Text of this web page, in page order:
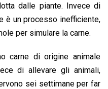
dalle piante. Invece di
è un processo inefficiente,
per simulare la carne.
carne di origine animale
di allevare gli animali,
sei settimane per far